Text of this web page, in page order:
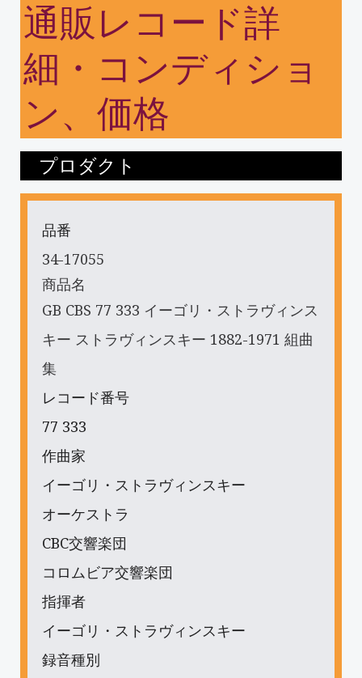
通販レコード詳
細・コンディショ
ン、価格
プロダクト
品番
34-17055
商品名
GB CBS 77 333 イーゴリ・ストラヴィンス
キー ストラヴィンスキー 1882-1971 組曲
集
レコード番号
77 333
作曲家
イーゴリ・ストラヴィンスキー
オーケストラ
CBC交響楽団
コロムビア交響楽団
指揮者
イーゴリ・ストラヴィンスキー
録音種別